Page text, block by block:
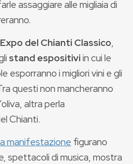
assaggiare alle migliaia di
del Chianti Classico,
stand espositiviin cui le
esporranno i migliori vini e gli
questi non mancheranno
altra perla
Chianti.
manifestazione figurano
spettacoli di musica, mostra